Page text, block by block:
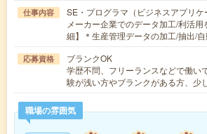
仕事内容
SE・プログラマ（ビジネスアプリケ
メーカー企業でのデータ加工/利活
細】＊生産管理データの加工/抽出/
応募資格
ブランクOK
学歴不問、フリーランスなどで働い
験が浅い方やブランクがある方、少
職場の雰囲気